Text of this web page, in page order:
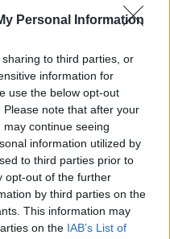
Personal Information
to third parties, or
information for
use the below opt-out
note that after your
continue seeing
information utilized by
to third parties prior to
opt-out of the further
by third parties on the
This information may
on the IAB’s List of